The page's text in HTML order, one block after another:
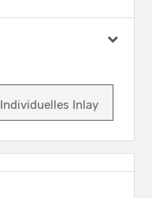
Individuelles Inlay